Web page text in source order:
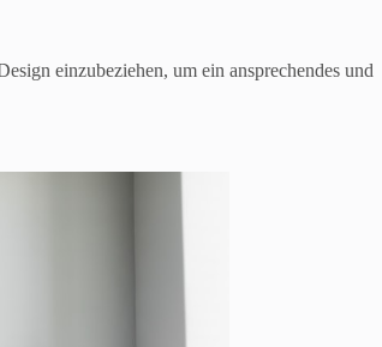
einzubeziehen, um ein ansprechendes und